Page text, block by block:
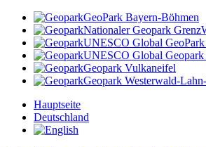
GeoPark Bayern-Böhmen
Nationaler Geopark
UNESCO Global GeoPark
UNESCO Global
Geopark Vulkaneifel
Geopark Westerwald-
Hauptseite
Deutschland